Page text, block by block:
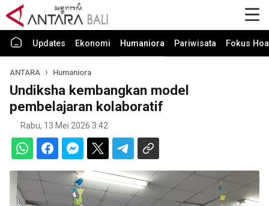
Updates Ekonomi Humaniora Pariwisata Fokus
ANTARA Humaniora
Undiksha kembangkan model
pembelajaran kolaboratif
Rabu, 13 Mei 2026 3:42